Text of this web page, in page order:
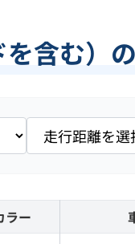
含む）
ラー